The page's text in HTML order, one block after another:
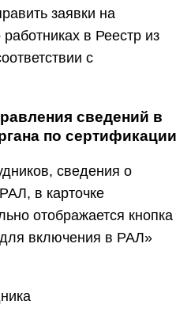
заявки на
в Реестр из
с
сведений в
по сертификации
сведения о
в карточке
отображается кнопка
включения в РАЛ»